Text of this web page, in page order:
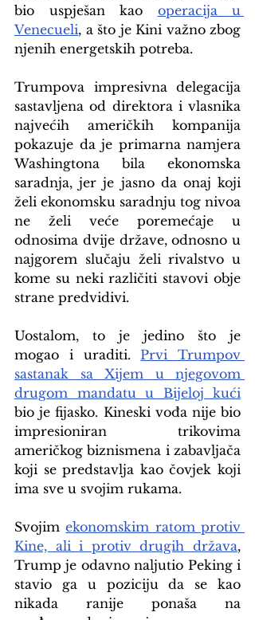
bio uspješan kao operacija u
Venecueli, a što je Kini važno zbog
njenih energetskih potreba.
Trumpova impresivna delegacija
sastavljena od direktora i vlasnika
najvećih američkih kompanija
pokazuje da je primarna namjera
Washingtona bila ekonomska
saradnja, jer je jasno da onaj koji
želi ekonomsku saradnju tog nivoa
ne želi veće poremećaje u
odnosima dvije države, odnosno u
najgorem slučaju želi rivalstvo u
kome su neki različiti stavovi obje
strane predvidivi.
Uostalom, to je jedino što je
mogao i uraditi. Prvi Trumpov
sastanak sa Xijem u njegovom
drugom mandatu u Bijeloj kući
bio je fijasko. Kineski vođa nije bio
impresioniran trikovima
američkog biznismena i zabavljača
koji se predstavlja kao čovjek koji
ima sve u svojim rukama.
Svojim ekonomskim ratom protiv
Kine, ali i protiv drugih država,
Trump je odavno naljutio Peking i
stavio ga u poziciju da se kao
nikada ranije ponaša na